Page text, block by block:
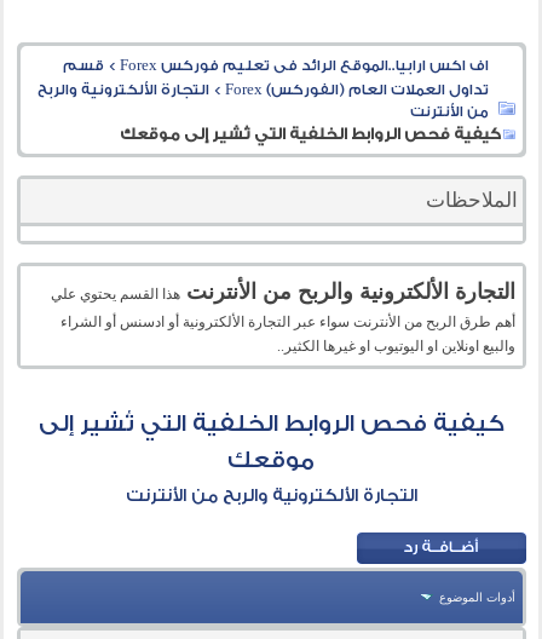
اف اكس ارابيا..الموقع الرائد فى تعليم فوركس Forex > قسم
تداول العملات العام (الفوركس) Forex
>التجارة الألكترونية والربح
من الأنترنت
كيفية فحص الروابط الخلفية التي تُشير إلى موقعك
الملاحظات
التجارة الألكترونية والربح من الأنترنت هذا القسم يحتوي علي
أهم طرق الربح من الأنترنت سواء عبر التجارة الألكترونية أو ادسنس أو الشراء
والبيع اونلاين او اليوتيوب او غيرها الكثير..
كيفية فحص الروابط الخلفية التي تُشير إلى
موقعك
التجارة الألكترونية والربح من الأنترنت
أدوات الموضوع